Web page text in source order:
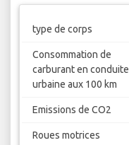
type de corps
Consommation de
carburant en conduite
urbaine aux 100 km
Emissions de CO2
Roues motrices